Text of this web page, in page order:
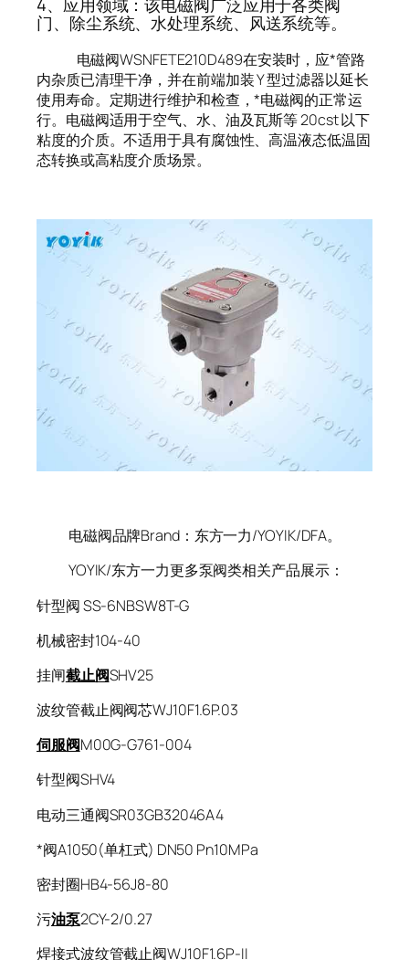
门、除尘系统、水处理系统、风送系统等。
电磁阀WSNFETE210D489在安装时，应*管路
内杂质已清理干净，并在前端加装 Y 型过滤器以延长
使用寿命。定期进行维护和检查，*电磁阀的正常运
行。电磁阀适用于空气、水、油及瓦斯等 20cst 以下
粘度的介质。不适用于具有腐蚀性、高温液态低温固
态转换或高粘度介质场景。
电磁阀品牌Brand：东方一力/YOYIK/DFA。
YOYIK/东方一力更多泵阀类相关产品展示：
针型阀 SS-6NBSW8T-G
机械密封104-40
挂闸截止阀SHV25
波纹管截止阀阀芯WJ10F1.6P.03
伺服阀M00G-G761-004
针型阀SHV4
电动三通阀SR03GB32046A4
*阀A1050(单杠式) DN50 Pn10MPa
密封圈HB4-56J8-80
污油泵2CY-2/0.27
焊接式波纹管截止阀WJ10F1.6P-II